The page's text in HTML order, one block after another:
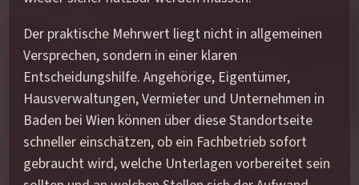
Der praktische Mehrwert liegt nicht in allgemeinen
Versprechen, sondern in einer klaren
Entscheidungshilfe. Angehörige, Eigentümer,
Hausverwaltungen, Vermieter und Unternehmen in
Baden bei Wien können über diese Standortseite
schneller einschätzen, ob ein Fachbetrieb sofort
gebraucht wird, welche Unterlagen vorbereitet sein